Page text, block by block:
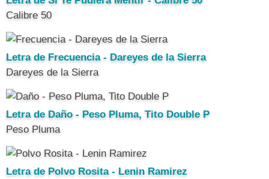
Calibre 50
Letra de Frecuencia - Dareyes de la Sierra
Dareyes de la Sierra
Letra de Daño - Peso Pluma, Tito Double P
Peso Pluma
Letra de Polvo Rosita - Lenin Ramirez